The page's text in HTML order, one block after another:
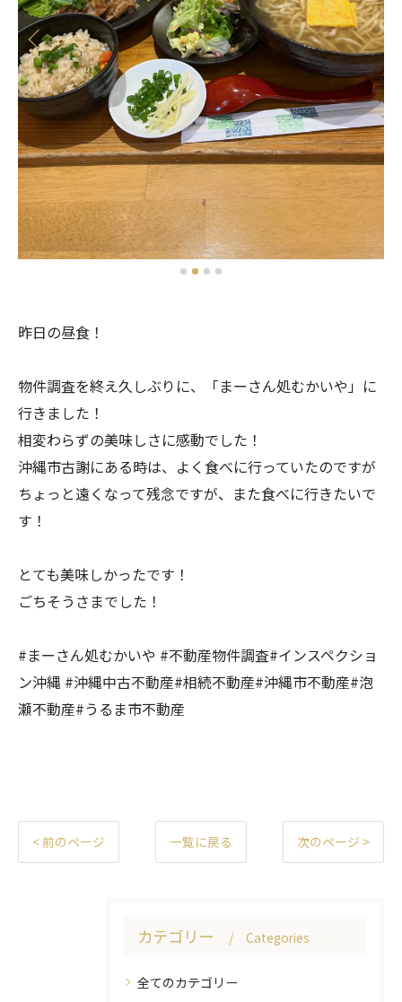
昨日の昼食！
物件調査を終え久しぶりに、「まーさん処むかいや」に
行きました！
相変わらずの美味しさに感動でした！
沖縄市古謝にある時は、よく食べに行っていたのですが
ちょっと遠くなって残念ですが、また食べに行きたいで
す！
とても美味しかったです！
ごちそうさまでした！
#まーさん処むかいや #不動産物件調査#インスペクショ
ン沖縄 #沖縄中古不動産#相続不動産#沖縄市不動産#泡
瀬不動産#うるま市不動産
< 前のページ 一覧に戻る 次のページ >
カテゴリー Categories
全てのカテゴリー